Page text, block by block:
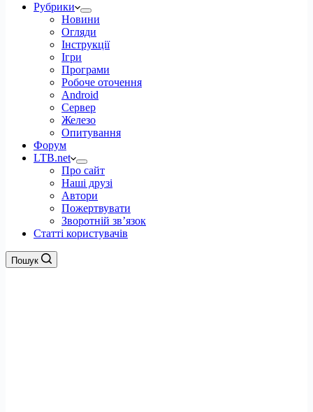
Рубрики
Новини
Огляди
Інструкції
Ігри
Програми
Робоче оточення
Android
Сервер
Железо
Опитування
Форум
LTB.net
Про сайт
Наші друзі
Автори
Пожертвувати
Зворотній зв’язок
Статті користувачів
Пошук